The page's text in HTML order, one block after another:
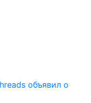
объявил о